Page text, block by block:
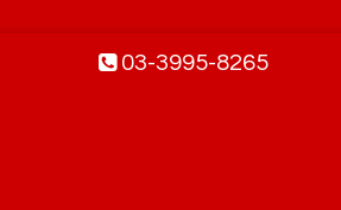
03-3995-8265